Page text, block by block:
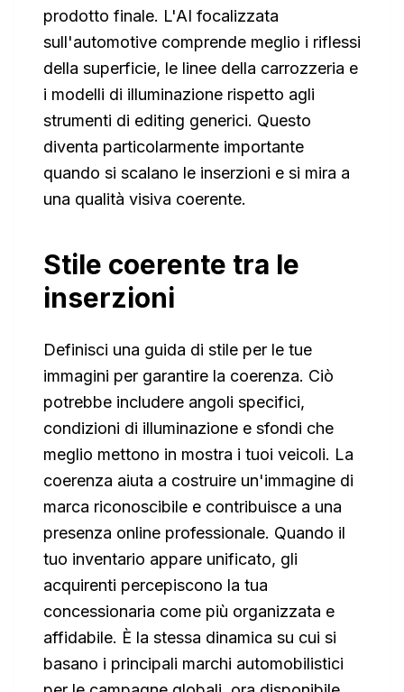
prodotto finale. L'AI focalizzata
sull'automotive comprende meglio i riflessi
della superficie, le linee della carrozzeria e
i modelli di illuminazione rispetto agli
strumenti di editing generici. Questo
diventa particolarmente importante
quando si scalano le inserzioni e si mira a
una qualità visiva coerente.
Stile coerente tra le
inserzioni
Definisci una guida di stile per le tue
immagini per garantire la coerenza. Ciò
potrebbe includere angoli specifici,
condizioni di illuminazione e sfondi che
meglio mettono in mostra i tuoi veicoli. La
coerenza aiuta a costruire un'immagine di
marca riconoscibile e contribuisce a una
presenza online professionale. Quando il
tuo inventario appare unificato, gli
acquirenti percepiscono la tua
concessionaria come più organizzata e
affidabile. È la stessa dinamica su cui si
basano i principali marchi automobilistici